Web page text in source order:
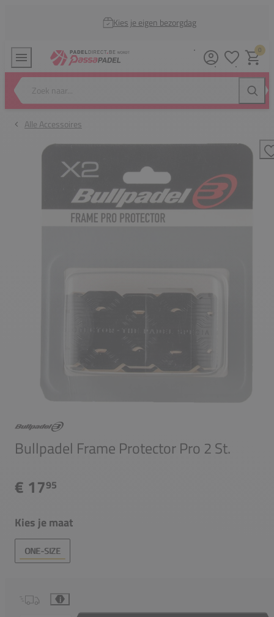
Kies je eigen bezorgdag
Zoek naar...
0
Alle Accessoires
Bullpadel Frame Protector Pro 2 St.
€ 1795
Kies je maat
ONE-SIZE
i